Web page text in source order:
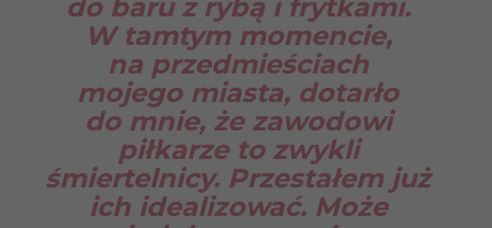
do baru z rybą i frytkami.
W tamtym momencie,
na przedmieściach
mojego miasta, dotarło
do mnie, że zawodowi
piłkarze to zwykli
śmiertelnicy. Przestałem już
ich idealizować. Może